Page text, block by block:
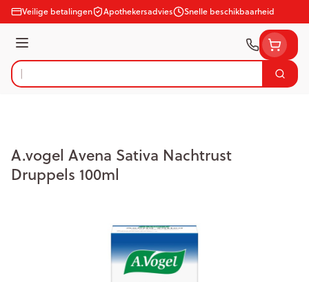
Ga naar de inhoud
Veilige betalingen Apothekersadvies Snelle beschikbaarheid
Menu
Product, merk, categorie...
Zoek
A.vogel Avena Sativa Nachtrust
Druppels 100ml